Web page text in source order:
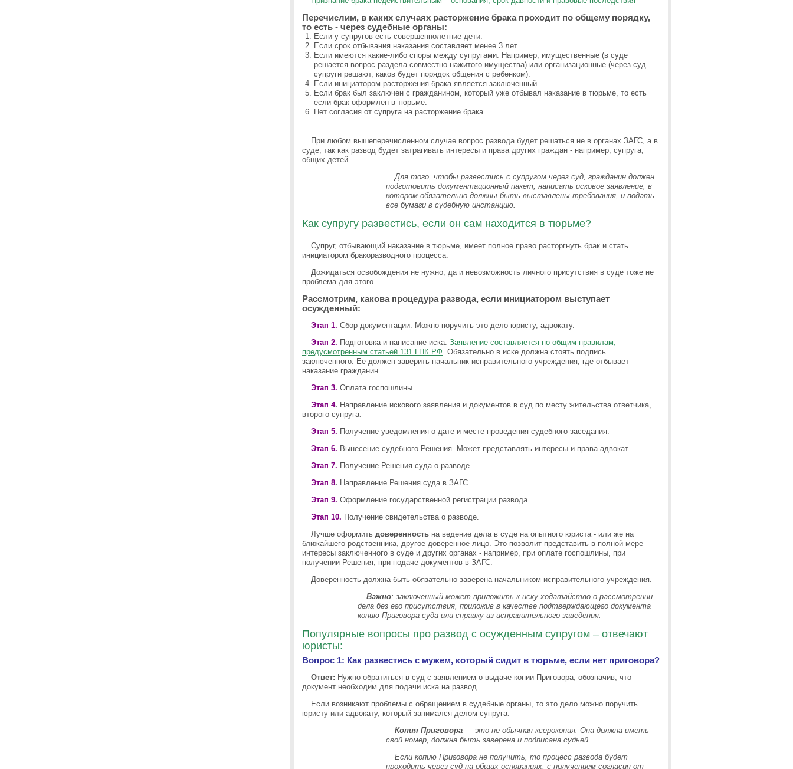
Перечислим, в каких случаях расторжение брака проходит по общему порядку,
то есть - через судебные органы:
Если у супругов есть совершеннолетние дети.
Если срок отбывания наказания составляет менее 3 лет.
Если имеются какие-либо споры между супругами. Например, имущественные (в суде
решается вопрос раздела совместно-нажитого имущества) или организационные (через суд
супруги решают, каков будет порядок общения с ребенком).
Если инициатором расторжения брака является заключенный.
Если брак был заключен с гражданином, который уже отбывал наказание в тюрьме, то есть
если брак оформлен в тюрьме.
Нет согласия от супруга на расторжение брака.
При любом вышеперечисленном случае вопрос развода будет решаться не в органах ЗАГС, а в
суде, так как развод будет затрагивать интересы и права других граждан - например, супруга,
общих детей.
Для того, чтобы развестись с супругом через суд, гражданин должен
подготовить документационный пакет, написать исковое заявление, в
котором обязательно должны быть выставлены требования, и подать
все бумаги в судебную инстанцию.
Как супругу развестись, если он сам находится в тюрьме?
Супруг, отбывающий наказание в тюрьме, имеет полное право расторгнуть брак и стать
инициатором бракоразводного процесса.
Дожидаться освобождения не нужно, да и невозможность личного присутствия в суде тоже не
проблема для этого.
Рассмотрим, какова процедура развода, если инициатором выступает
осужденный:
Этап 1. Сбор документации. Можно поручить это дело юристу, адвокату.
Этап 2. Подготовка и написание иска. Заявление составляется по общим правилам,
предусмотренным статьей 131 ГПК РФ. Обязательно в иске должна стоять подпись
заключенного. Ее должен заверить начальник исправительного учреждения, где отбывает
наказание гражданин.
Этап 3. Оплата госпошлины.
Этап 4. Направление искового заявления и документов в суд по месту жительства ответчика,
второго супруга.
Этап 5. Получение уведомления о дате и месте проведения судебного заседания.
Этап 6. Вынесение судебного Решения. Может представлять интересы и права адвокат.
Этап 7. Получение Решения суда о разводе.
Этап 8. Направление Решения суда в ЗАГС.
Этап 9. Оформление государственной регистрации развода.
Этап 10. Получение свидетельства о разводе.
Лучше оформить доверенность на ведение дела в суде на опытного юриста - или же на
ближайшего родственника, другое доверенное лицо. Это позволит представить в полной мере
интересы заключенного в суде и других органах - например, при оплате госпошлины, при
получении Решения, при подаче документов в ЗАГС.
Доверенность должна быть обязательно заверена начальником исправительного учреждения.
Важно:заключенный может приложить к иску ходатайство о рассмотрении
дела без его присутствия, приложив в качестве подтверждающего документа
копию Приговора суда или справку из исправительного заведения.
Популярные вопросы про развод с осужденным супругом – отвечают
юристы:
Вопрос 1: Как развестись с мужем, который сидит в тюрьме, если нет приговора?
Ответ: Нужно обратиться в суд с заявлением о выдаче копии Приговора, обозначив, что
документ необходим для подачи иска на развод.
Если возникают проблемы с обращением в судебные органы, то это дело можно поручить
юристу или адвокату, который занимался делом супруга.
Копия Приговора— это не обычная ксерокопия. Она должна иметь
свой номер, должна быть заверена и подписана судьей.
Если копию Приговора не получить, то процесс развода будет
проходить через суд на общих основаниях, с получением согласия от